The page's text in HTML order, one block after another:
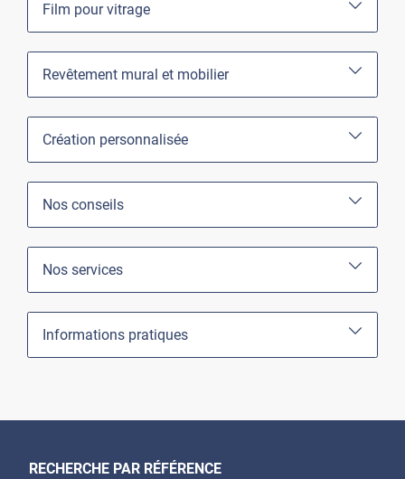
Film pour vitrage
Revêtement mural et mobilier
Création personnalisée
Nos conseils
Nos services
Informations pratiques
RECHERCHE PAR RÉFÉRENCE